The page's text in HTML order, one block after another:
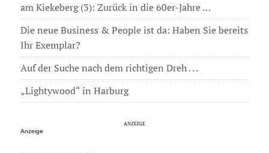
am Kiekeberg (3): Zurück in die 60er-Jahre …
Die neue Business & People ist da: Haben Sie bereits
Ihr Exemplar?
Auf der Suche nach dem richtigen Dreh . . .
„Lightywood“ in Harburg
Anzeige